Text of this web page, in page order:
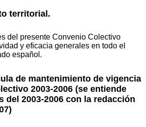
territorial.
del presente Convenio Colectivo
y eficacia generales en todo el
español.
de mantenimiento de vigencia
2003-2006 (se entiende
del 2003-2006 con la redacción